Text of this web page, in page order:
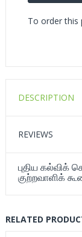
To order this
DESCRIPTION
REVIEWS
புதிய கல்விக்
குற்றவாளிக்
RELATED